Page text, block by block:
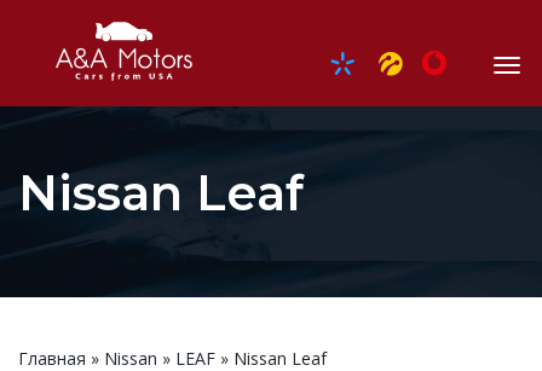
Nissan Leaf
Главная » Nissan » LEAF » Nissan Leaf